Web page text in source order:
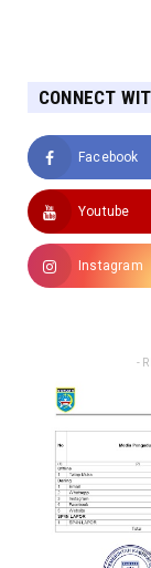
CONNECT
Facebook
Youtube
Instagram
-